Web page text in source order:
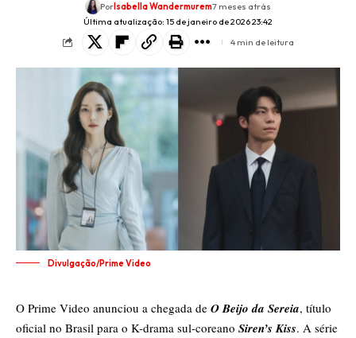
Última atualização: 15 de janeiro de 2026 23:42
Por Isabella Wandermurem7 meses atrás
4 min de leitura
Divulgação/Prime Video
O Prime Video anunciou a chegada de O Beijo da Sereia, título
oficial no Brasil para o K-drama sul-coreano Siren’s Kiss. A série